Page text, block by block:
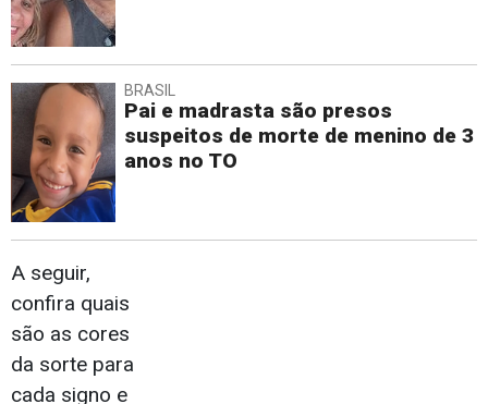
BRASIL
Pai e madrasta são presos
suspeitos de morte de menino de 3
anos no TO
A seguir,
confira quais
são as cores
da sorte para
cada signo e